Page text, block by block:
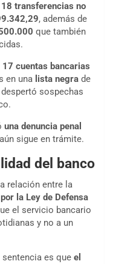
transferencias no
, además de
que también
17 cuentas bancarias
en una lista negra de
sospechas
una denuncia penal
sigue en trámite.
del banco
relación entre la
la Ley de Defensa
el servicio bancario
y no a un
es que el